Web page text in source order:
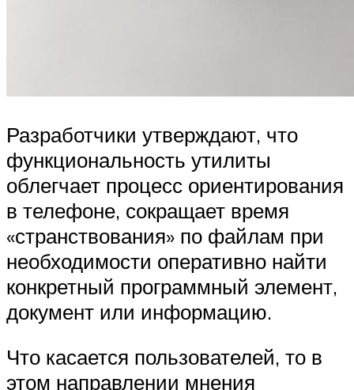
Разработчики утверждают, что
функциональность утилиты
облегчает процесс ориентирования
в телефоне, сокращает время
«странствования» по файлам при
необходимости оперативно найти
конкретный программный элемент,
документ или информацию.
Что касается пользователей, то в
этом направлении мнения